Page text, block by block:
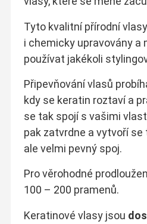
Tyto kvalitní přírodní
i chemicky upravovány a
používat jakékoli
Připevňování vlasů
kdy se keratin roztaví a
se tak spojí s vašimi
pak zatvrdne a vytvoří se
ale velmi pevný spoj.
Pro věrohodné
100 – 200 pramenů.
Keratinové vlasy jsou